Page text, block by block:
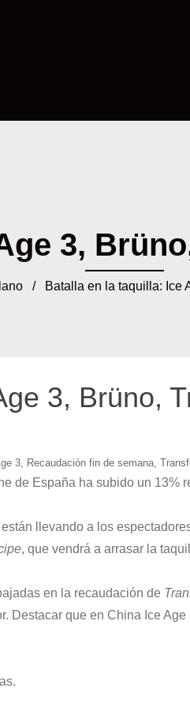
3,
/ Batalla en la taquilla: Ice
3, Brüno,
3 Recaudación fin de semana
de España ha subido un 13%
llevando a los
, que vendrá a arrasar la
en la recaudación de
Destacar que en China Ice